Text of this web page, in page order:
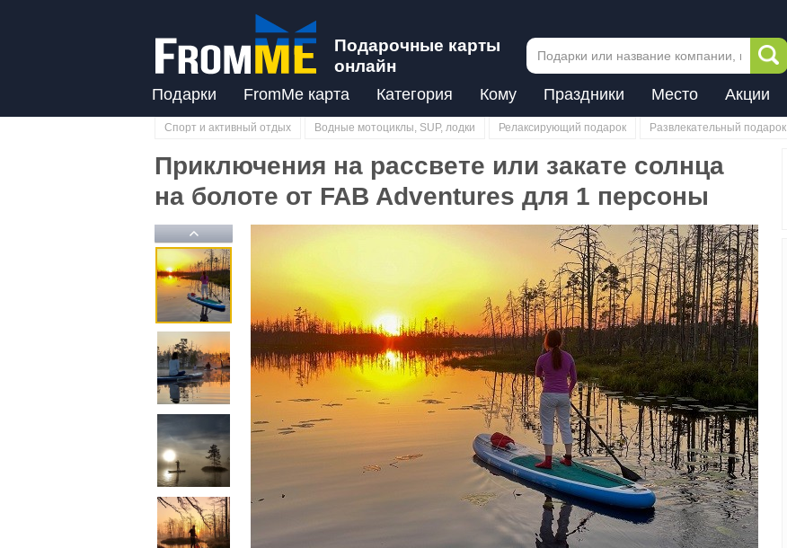
Подарочные карты
онлайн
Подарки FromMe карта Категория Кому Праздники Место Акции
Спорт и активный отдых Водные мотоциклы, SUP, лодки Релаксирующий подарок Развлекательный подарок
Приключения на рассвете или закате солнца
на болоте от FAB Adventures для 1 персоны
Previous
Previous Next